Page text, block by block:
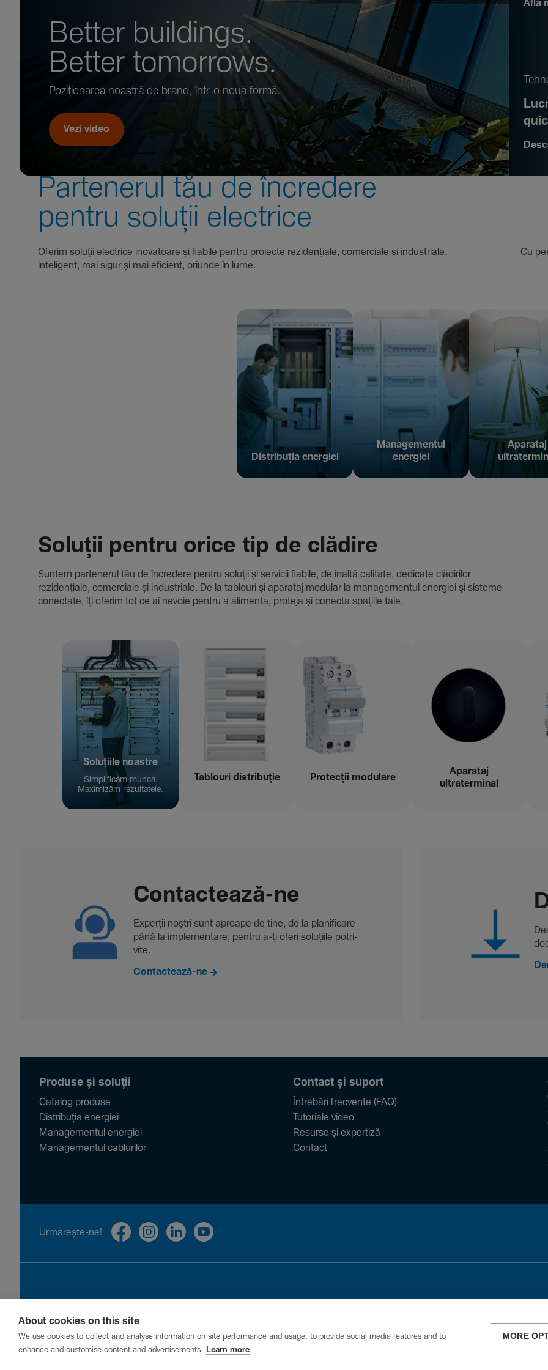
Better buil­dings.
Better tomor­rows.
Pozi­țio­narea noastră de brand, într-o nouă formă.
Vezi video
Află
Parte­nerul tău de încre­dere
pentru soluții electrice
Oferim soluții electrice inova­toare și fiabile pentru proiecte rezi­den­țiale, comer­ciale și indus­triale. Cu peste
inte­li­gent, mai sigur și mai eficient, oriunde în lume.
Distribuția energiei
Managementul
energiei
Aparataj
Soluții pentru orice tip de clădire
Suntem parte­nerul tău de încre­dere pentru soluții și servicii fiabile, de înaltă cali­tate, dedi­cate clădi­rilor
rezi­den­țiale, comer­ciale și indus­triale. De la tablouri și aparataj modular la managementul energiei și sisteme
conec­tate, îți oferim tot ce ai nevoie pentru a alimenta, proteja și conecta spațiile tale.
Solu­țiile noastre
Simpli­ficăm munca.
Maxi­mizăm rezul­ta­tele.
Tablouri distribuție Protecții modu­lare
Aparataj
ultraterminal
Contac­tează-ne
Experții noștri sunt aproape de tine, de la plani­fi­care
până la imple­men­tare, pentru a-ți oferi solu­țiile potri­
vite.
Contactează-ne
Produse și soluții
Catalog produse
Distribuția energiei
Managementul energiei
Managementul cablurilor
Contact și suport
Întrebări frecvente (FAQ)
Tutoriale video
Resurse și expertiză
Contact
Urmă­rește-ne!
Privacy Cookies
About cookies on this site
We use cookies to collect and analyse information on site performance and usage, to provide social media features and to
enhance and customise content and advertisements.
Learn more
MORE